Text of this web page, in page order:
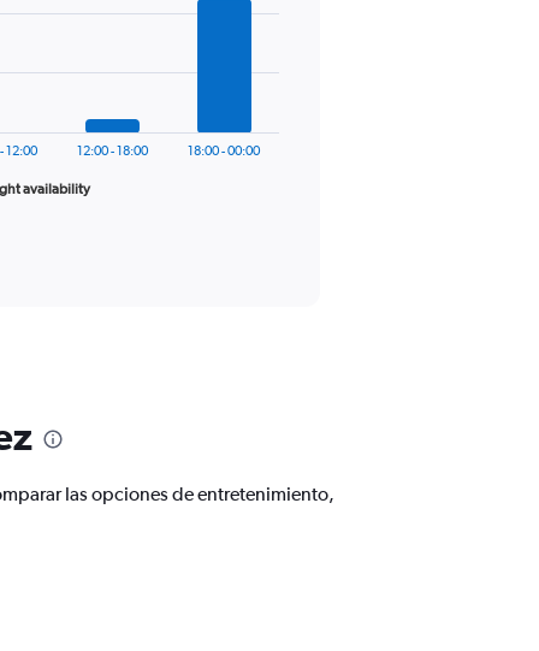
availability
12:00 12:00 - 18:00 18:00 - 00:00
las opciones de entretenimiento,